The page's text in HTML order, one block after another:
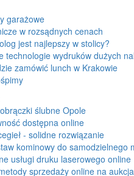
garażowe
w rozsądnych cenach
jest najlepszy w stolicy?
technologie wydruków dużych
zamówić lunch w Krakowie
ślubne Opole
dostępna online
- solidne rozwiązanie
kominowy do samodzielnego
usługi druku laserowego online
sprzedaży online na